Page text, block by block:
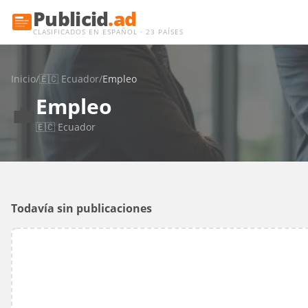
Publicid.ad
CLASIFICADOS EN ESPAÑOL · 23 PAÍSES
Inicio/🇪🇨 Ecuador/Empleo
💼 Empleo
🇪🇨 Ecuador
Todavía sin publicaciones